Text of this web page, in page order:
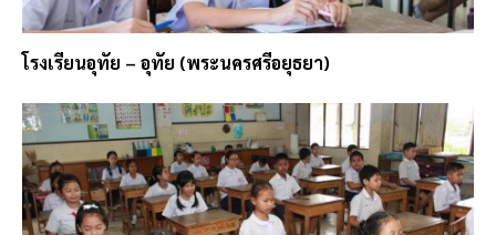
โรงเรียนอุทัย – อุทัย (พระนครศรีอยุธยา)